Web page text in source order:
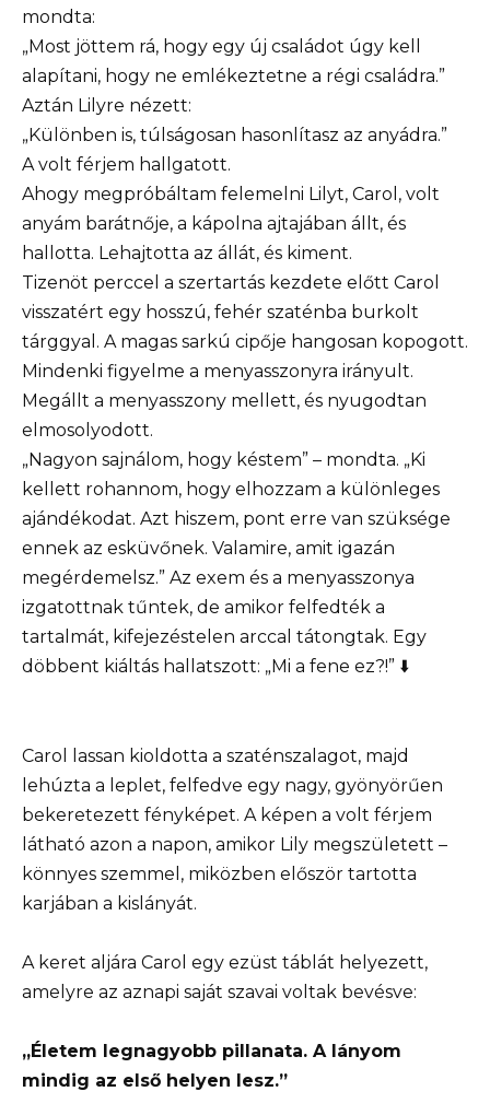
mondta:
„Most jöttem rá, hogy egy új családot úgy kell
alapítani, hogy ne emlékeztetne a régi családra.”
Aztán Lilyre nézett:
„Különben is, túlságosan hasonlítasz az anyádra.”
A volt férjem hallgatott.
Ahogy megpróbáltam felemelni Lilyt, Carol, volt
anyám barátnője, a kápolna ajtajában állt, és
hallotta. Lehajtotta az állát, és kiment.
Tizenöt perccel a szertartás kezdete előtt Carol
visszatért egy hosszú, fehér szaténba burkolt
tárggyal. A magas sarkú cipője hangosan kopogott.
Mindenki figyelme a menyasszonyra irányult.
Megállt a menyasszony mellett, és nyugodtan
elmosolyodott.
„Nagyon sajnálom, hogy késtem” – mondta. „Ki
kellett rohannom, hogy elhozzam a különleges
ajándékodat. Azt hiszem, pont erre van szüksége
ennek az esküvőnek. Valamire, amit igazán
megérdemelsz.” Az exem és a menyasszonya
izgatottnak tűntek, de amikor felfedték a
tartalmát, kifejezéstelen arccal tátongtak. Egy
döbbent kiáltás hallatszott: „Mi a fene ez?!” ⬇️
Carol lassan kioldotta a szaténszalagot, majd
lehúzta a leplet, felfedve egy nagy, gyönyörűen
bekeretezett fényképet. A képen a volt férjem
látható azon a napon, amikor Lily megszületett –
könnyes szemmel, miközben először tartotta
karjában a kislányát.
A keret aljára Carol egy ezüst táblát helyezett,
amelyre az aznapi saját szavai voltak bevésve:
„Életem legnagyobb pillanata. A lányom
mindig az első helyen lesz.”